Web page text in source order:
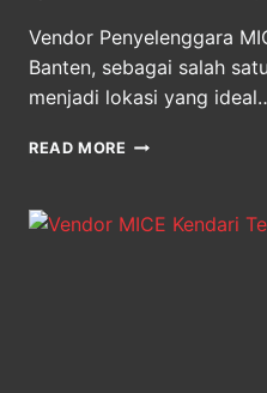
Vendor Penyelenggara
Banten, sebagai salah
menjadi lokasi yang
READ MORE VENDOR
BANTEN
TERPERCAYA